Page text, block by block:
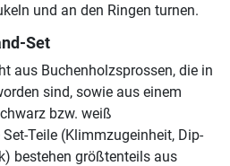
und an den Ringen turnen.
Set
aus Buchenholzsprossen, die in
sind, sowie aus einem
bzw. weiß
Teile (Klimmzugeinheit, Dip-
bestehen größtenteils aus